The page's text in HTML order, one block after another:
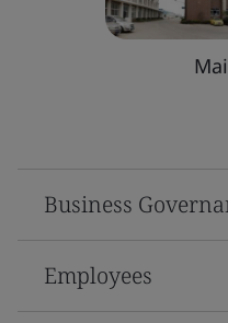
Business
Employees